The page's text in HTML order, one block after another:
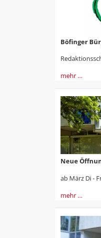
Böfinger
mehr …
Neue
ab März Di -
mehr …